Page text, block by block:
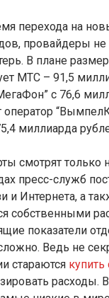
перехода на
провайдеры не
В плане
МТС – 91,5
с 76,6
оператор
миллиарда
смотрят
пресс-служб
и Интернета, а
собственными
показатели
Ведь не
стараются
расходы.